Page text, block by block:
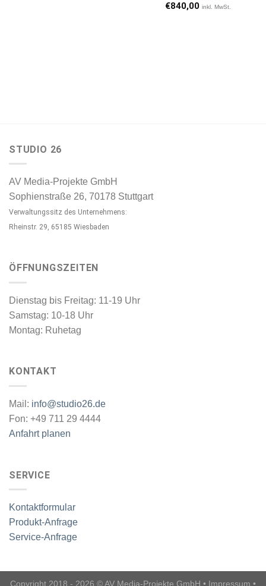
€840,00 inkl. MwSt.
STUDIO 26
AV Media-Projekte GmbH
Sophienstraße 26, 70178 Stuttgart
Verwaltungssitz des Unternehmens:
Rheinstr. 29, 65185 Wiesbaden
ÖFFNUNGSZEITEN
Dienstag bis Freitag: 11-19 Uhr
Samstag: 10-18 Uhr
Montag: Ruhetag
KONTAKT
Mail: info@studio26.de
Fon: +49 711 29 4444
Anfahrt planen
SERVICE
Kontaktformular
Produkt-Anfrage
Service-Anfrage
Copyright 2018 - 2026 © AV Media-Projekte GmbH • Impressum •